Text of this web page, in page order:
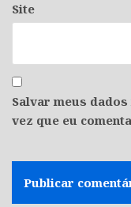
Site
Salvar meus
vez que eu